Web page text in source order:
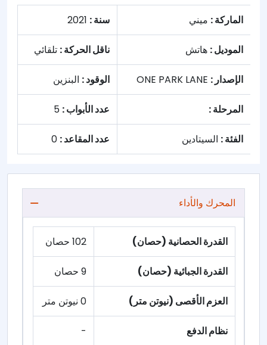
الماركة : ميني سنة :
الموديل : هاتش ناقل الحركة : تلقائي
الإصدار : الوقود : البنزين
المرحلة : عدد الأبواب :
الفئة : السيتادين عدد المقاعد :
المحرك والأداء
القدرة الحصانية (حصان) 102 حصان
القدرة الجبائية (حصان) 9 حصان
العزم الأقصى (نيوتن متر) 0 نيوتن متر
نظام الدفع -